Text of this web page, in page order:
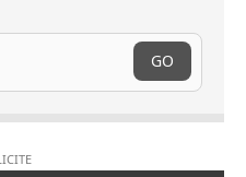
GO